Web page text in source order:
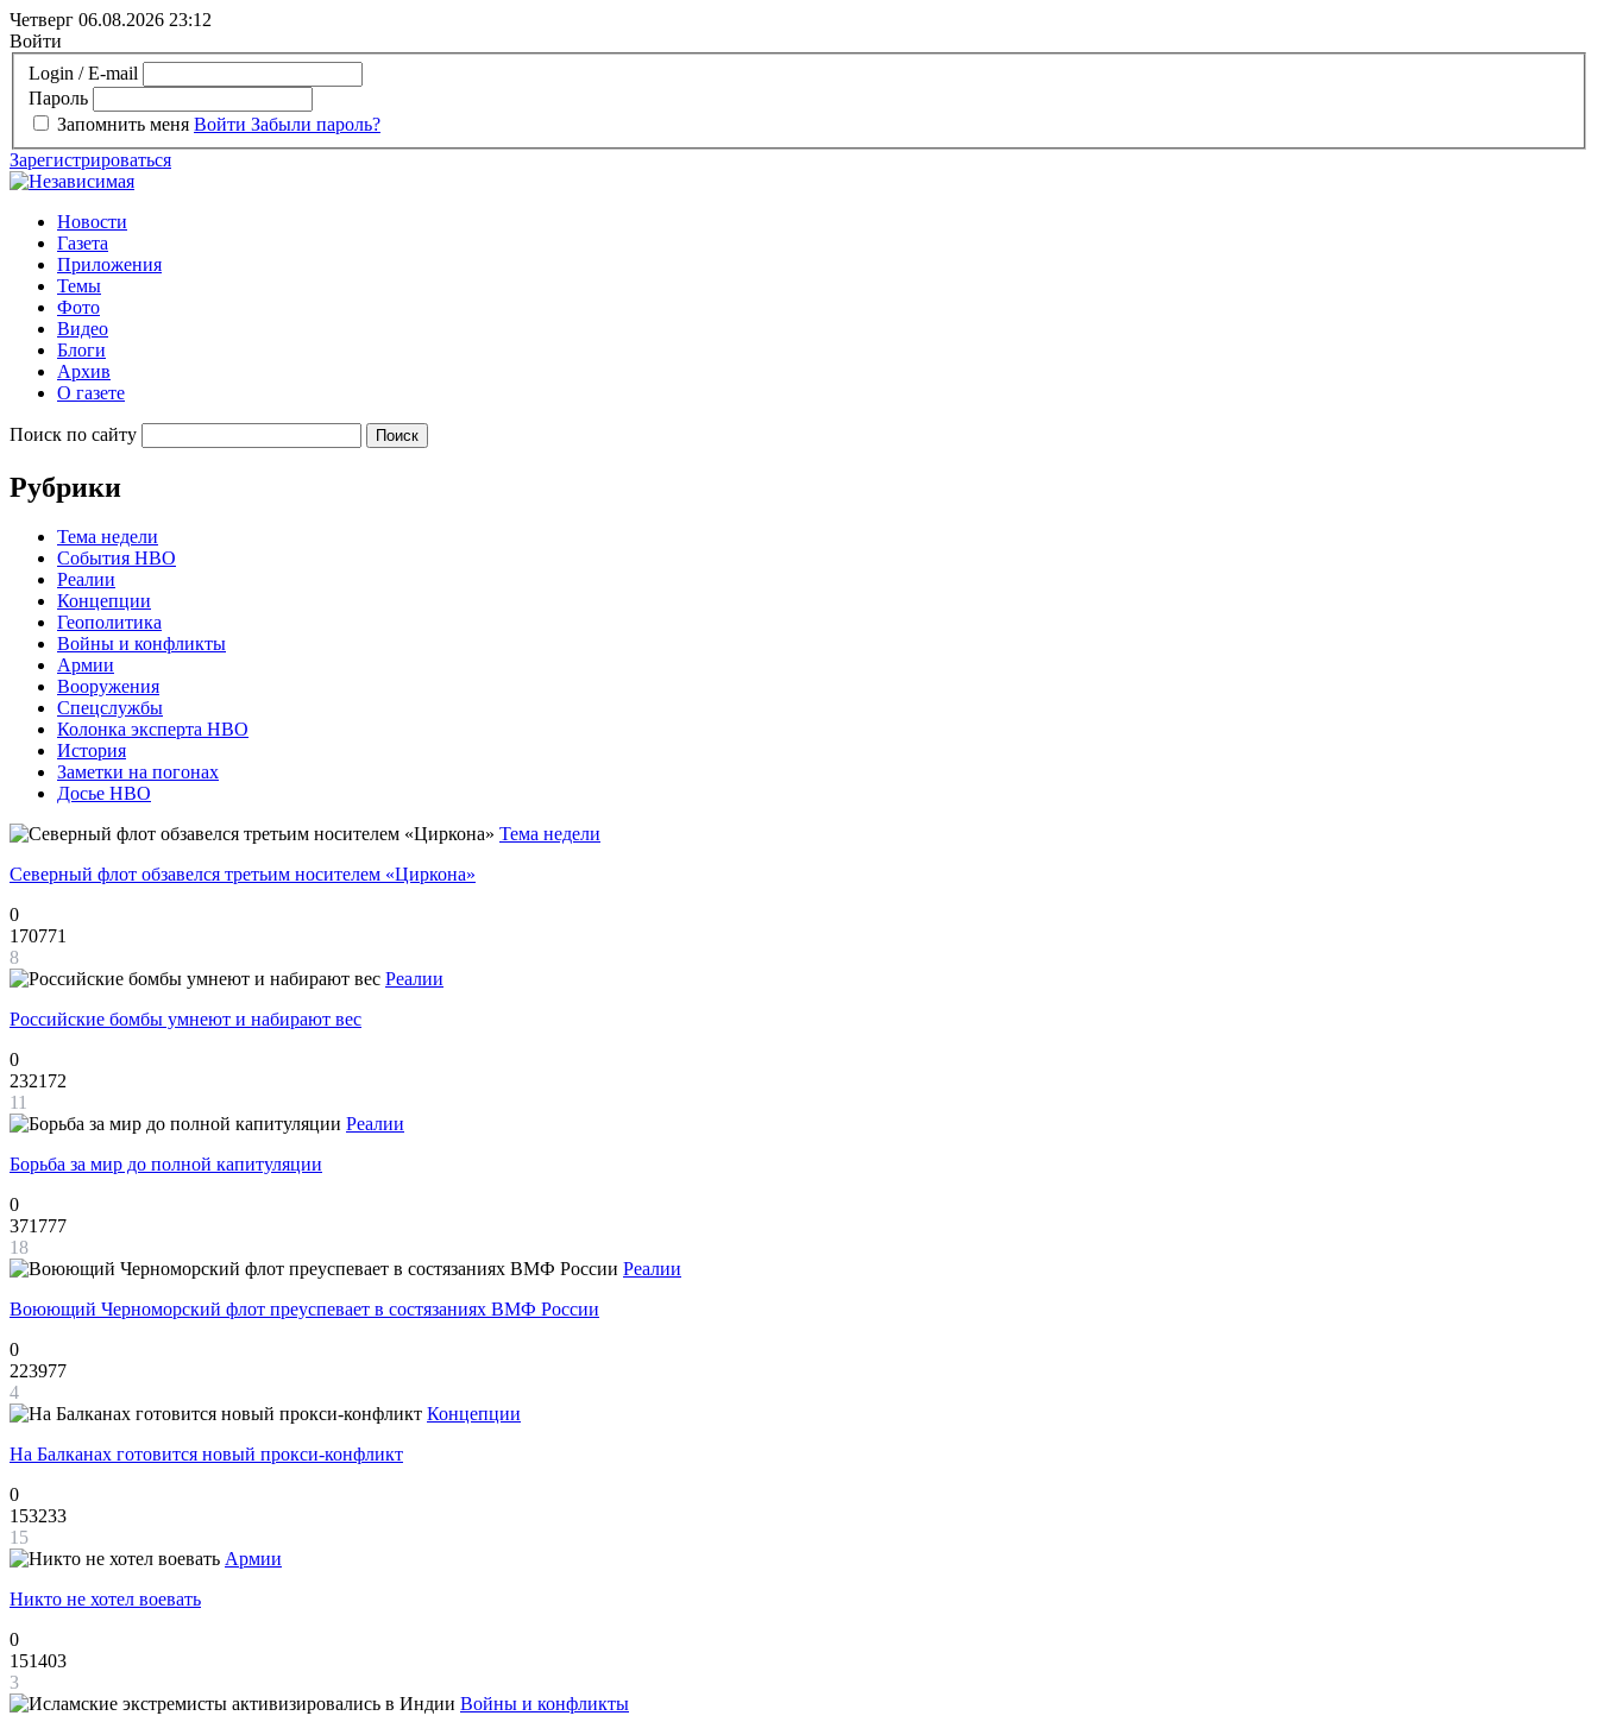
Четверг 06.08.2026 23:12
Войти
Login / E-mail
Пароль
Запомнить меня Войти Забыли пароль?
Зарегистрироваться
Новости
Газета
Приложения
Темы
Фото
Видео
Блоги
Архив
О газете
Поиск по сайту
Рубрики
Тема недели
События НВО
Реалии
Концепции
Геополитика
Войны и конфликты
Армии
Вооружения
Спецслужбы
Колонка эксперта НВО
История
Заметки на погонах
Досье НВО
Тема недели
Северный флот обзавелся третьим носителем «Циркона»
0
170771
8
Реалии
Российские бомбы умнеют и набирают вес
0
232172
11
Реалии
Борьба за мир до полной капитуляции
0
371777
18
Реалии
Воюющий Черноморский флот преуспевает в состязаниях ВМФ России
0
223977
4
Концепции
На Балканах готовится новый прокси-конфликт
0
153233
15
Армии
Никто не хотел воевать
0
151403
3
Войны и конфликты